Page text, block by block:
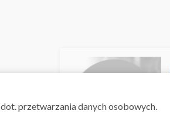
przetwarzania danych osobowych.